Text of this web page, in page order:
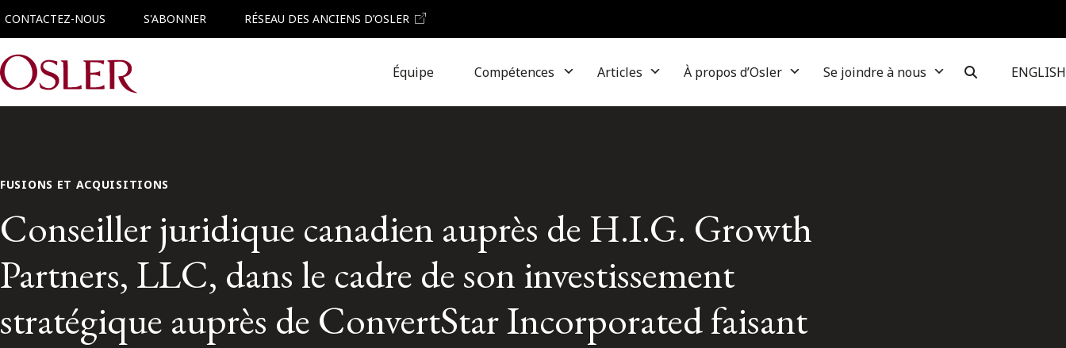
CONTACTEZ-NOUS S'ABONNER RÉSEAU DES ANCIENS D’OSLER
Main Navigation Équipe Compétences Articles À propos d’Osler Se joindre à nous ENGLISH
FUSIONS ET ACQUISITIONS
Conseiller juridique canadien auprès de H.I.G. Growth
Partners, LLC, dans le cadre de son investissement
stratégique auprès de ConvertStar Incorporated faisant